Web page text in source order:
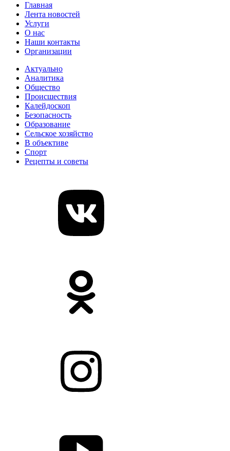
Главная
Лента новостей
Услуги
О нас
Наши контакты
Организации
Актуально
Аналитика
Общество
Происшествия
Калейдоскоп
Безопасность
Образование
Сельское хозяйство
В объективе
Спорт
Рецепты и советы